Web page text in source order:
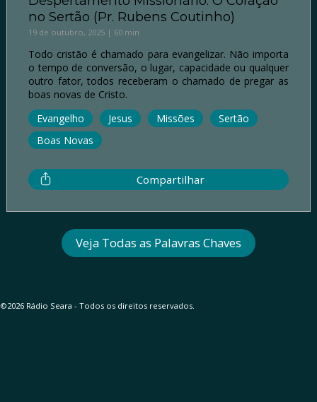
no Sertão (Pr. Rubens Coutinho)
19 de outubro, 2025 | 60 min
Todo cristão é chamado para evangelizar. Não importa
o tempo de conversão, o lugar, capacidade ou qualquer
outro fator, todos receberam o chamado de pregar as
boas novas de Cristo.
Evangelho
Jesus Missões
Sertão
Boas Novas
Compartilhar
Veja Todas as Palavras Chaves
©2026 Rádio Seara - Todos os direitos reservados.